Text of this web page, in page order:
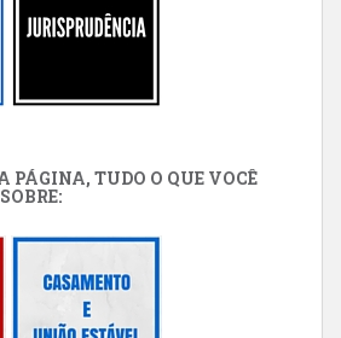
PÁGINA, TUDO O QUE VOCÊ